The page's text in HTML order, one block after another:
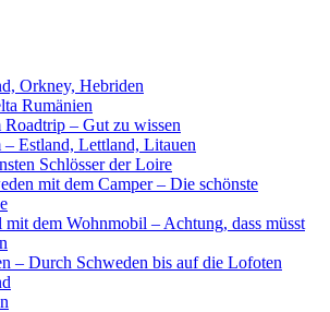
Orkney, Hebriden
Rumänien
– Gut zu wissen
Estland, Lettland, Litauen
Schlösser der Loire
mit dem Camper – Die schönste
dem Wohnmobil – Achtung, dass müsst
– Durch Schweden bis auf die Lofoten